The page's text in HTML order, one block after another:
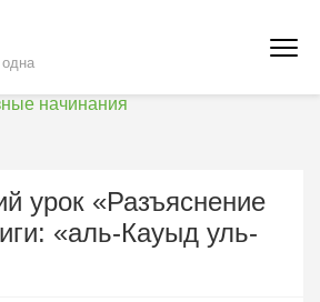
урок «Разъяснение
«аль-Кауыд уль-